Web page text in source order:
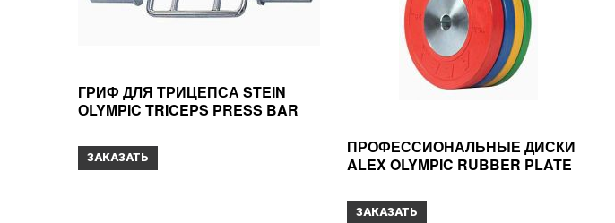
ГРИФ ДЛЯ ТРИЦЕПСА STEIN
ОLYMPIC TRICEPS PRESS BAR
ЗАКАЗАТЬ
ПРОФЕССИОНАЛЬНЫЕ ДИСКИ
ALEX OLYMPIC RUBBER PLATE
ЗАКАЗАТЬ